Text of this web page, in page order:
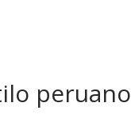
peruano